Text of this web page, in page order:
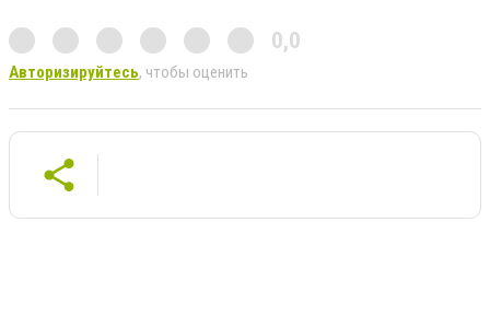
0,0
Авторизируйтесь, чтобы оценить